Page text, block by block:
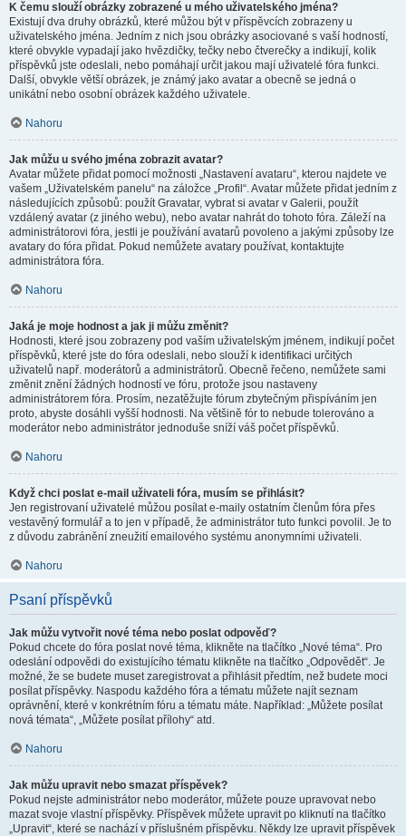
K čemu slouží obrázky zobrazené u mého uživatelského jména?
Existují dva druhy obrázků, které můžou být v příspěvcích zobrazeny u
uživatelského jména. Jedním z nich jsou obrázky asociované s vaší hodností,
které obvykle vypadají jako hvězdičky, tečky nebo čtverečky a indikují, kolik
příspěvků jste odeslali, nebo pomáhají určit jakou mají uživatelé fóra funkci.
Další, obvykle větší obrázek, je známý jako avatar a obecně se jedná o
unikátní nebo osobní obrázek každého uživatele.
Nahoru
Jak můžu u svého jména zobrazit avatar?
Avatar můžete přidat pomocí možnosti „Nastavení avataru“, kterou najdete ve
vašem „Uživatelském panelu“ na záložce „Profil“. Avatar můžete přidat jedním z
následujících způsobů: použít Gravatar, vybrat si avatar v Galerii, použít
vzdálený avatar (z jiného webu), nebo avatar nahrát do tohoto fóra. Záleží na
administrátorovi fóra, jestli je používání avatarů povoleno a jakými způsoby lze
avatary do fóra přidat. Pokud nemůžete avatary používat, kontaktujte
administrátora fóra.
Nahoru
Jaká je moje hodnost a jak ji můžu změnit?
Hodnosti, které jsou zobrazeny pod vaším uživatelským jménem, indikují počet
příspěvků, které jste do fóra odeslali, nebo slouží k identifikaci určitých
uživatelů např. moderátorů a administrátorů. Obecně řečeno, nemůžete sami
změnit znění žádných hodností ve fóru, protože jsou nastaveny
administrátorem fóra. Prosím, nezatěžujte fórum zbytečným přispíváním jen
proto, abyste dosáhli vyšší hodnosti. Na většině fór to nebude tolerováno a
moderátor nebo administrátor jednoduše sníží váš počet příspěvků.
Nahoru
Když chci poslat e-mail uživateli fóra, musím se přihlásit?
Jen registrovaní uživatelé můžou posílat e-maily ostatním členům fóra přes
vestavěný formulář a to jen v případě, že administrátor tuto funkci povolil. Je to
z důvodu zabránění zneužití emailového systému anonymními uživateli.
Nahoru
Psaní příspěvků
Jak můžu vytvořit nové téma nebo poslat odpověď?
Pokud chcete do fóra poslat nové téma, klikněte na tlačítko „Nové téma“. Pro
odeslání odpovědi do existujícího tématu klikněte na tlačítko „Odpovědět“. Je
možné, že se budete muset zaregistrovat a přihlásit předtím, než budete moci
posílat příspěvky. Naspodu každého fóra a tématu můžete najít seznam
oprávnění, které v konkrétním fóru a tématu máte. Například: „Můžete posílat
nová témata“, „Můžete posílat přílohy“ atd.
Nahoru
Jak můžu upravit nebo smazat příspěvek?
Pokud nejste administrátor nebo moderátor, můžete pouze upravovat nebo
mazat svoje vlastní příspěvky. Příspěvek můžete upravit po kliknutí na tlačítko
„Upravit“, které se nachází v příslušném příspěvku. Někdy lze upravit příspěvek